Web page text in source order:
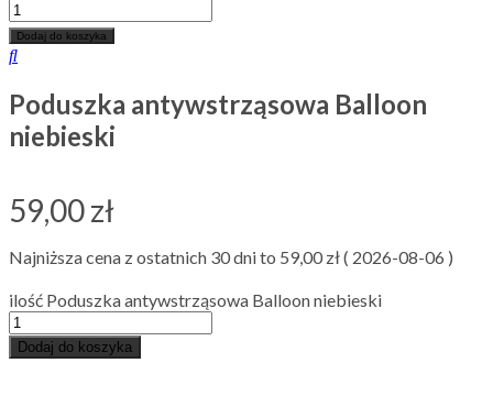
Dodaj do koszyka
Poduszka antywstrząsowa Balloon
niebieski
59,00zł
Najniższa cena z ostatnich 30 dni to 59,00 zł( 2026-08-06 )
ilość Poduszka antywstrząsowa Balloon niebieski
Dodaj do koszyka